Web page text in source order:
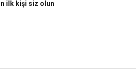
ilk kişi siz olun